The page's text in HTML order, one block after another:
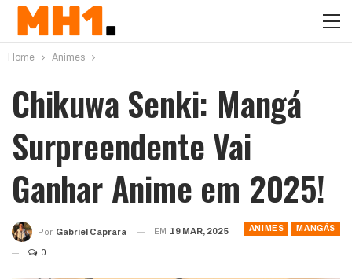
Home Animes
Chikuwa Senki: Mangá
Surpreendente Vai
Ganhar Anime em 2025!
ANIMES MANGÁS
Por Gabriel Caprara EM 19 MAR, 2025
0